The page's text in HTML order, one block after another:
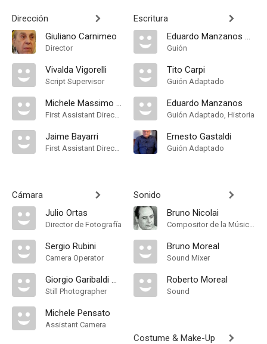
Dirección
Giuliano Carnimeo
Director
Vivalda Vigorelli
Script Supervisor
Michele Massimo Tarantini
First Assistant Director
Jaime Bayarri
First Assistant Director
Cámara
Julio Ortas
Director de Fotografía
Sergio Rubini
Camera Operator
Giorgio Garibaldi Schwarze
Still Photographer
Michele Pensato
Assistant Camera
Escritura
Eduardo Manzanos Brochero
Guión
Tito Carpi
Guión Adaptado
Eduardo Manzanos
Guión Adaptado, Historia
Ernesto Gastaldi
Guión Adaptado
Sonido
Bruno Nicolai
Compositor de la Música Original
Bruno Moreal
Sound Mixer
Roberto Moreal
Sound
Costume & Make-Up